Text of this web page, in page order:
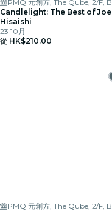
Candlelight: The Best of Joe
Hisaishi
23 10月
從 HK$210.00